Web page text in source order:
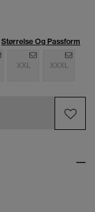
Størrelse Og Passform
XXL XXXL